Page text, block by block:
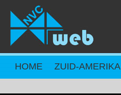
Overslaan en naar de inhoud gaan
HOME ZUID-AMERIKA